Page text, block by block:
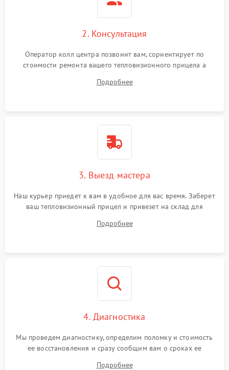
2. Консультация
Оператор колл центра позвонит вам, сориентирует по
стоимости ремонта вашего тепловизионного прицела а
Подробнее
3. Выезд мастера
Наш курьер приедет к вам в удобное для вас время. Заберет
ваш тепловизионный прицел и привезет на склад для
Подробнее
4. Диагностика
Мы проведем диагностику, определим поломку и стоимость
ее восстановления и сразу сообщим вам о сроках ее
Подробнее